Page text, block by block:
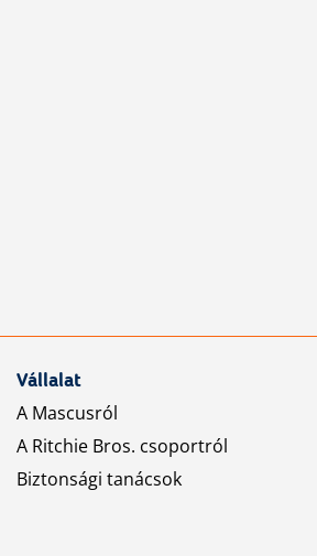
Vállalat
A Mascusról
A Ritchie Bros. csoportról
Biztonsági tanácsok